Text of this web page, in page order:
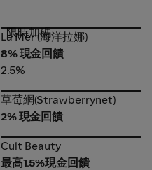
La Mer (海洋拉娜)
限時加碼
La Mer (海洋拉娜)
8% 現金回饋
2.5%
草莓網(Strawberrynet)
草莓網(Strawberrynet)
2% 現金回饋
Cult Beauty
Cult Beauty
最高1.5%現金回饋